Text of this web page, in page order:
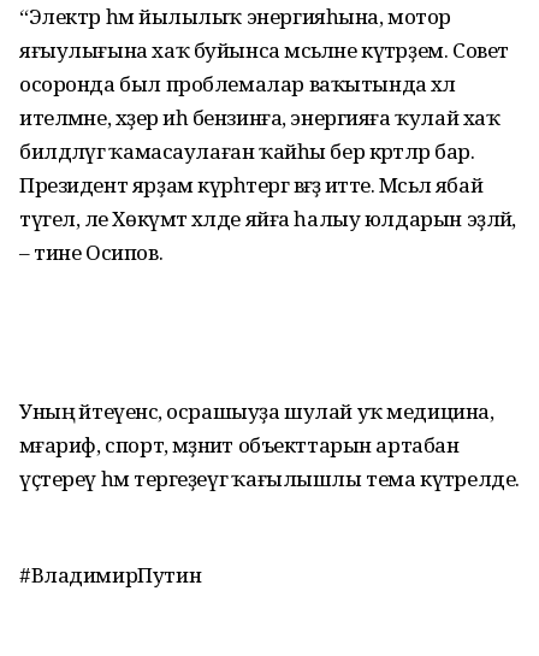
“Электр һәм йылылыҡ энергияһына, мотор
яғыулығына хаҡ буйынса мәсьәләне күтәрҙем. Совет
осоронда был проблемалар ваҡытында хәл
ителмәне, хәҙер иһә бензинға, энергияға ҡулай хаҡ
билдәләүгә ҡамасаулаған ҡайһы бер кәртәләр бар.
Президент ярҙам күрһәтергә вәғәҙә итте. Мәсьәлә ябай
түгел, әле Хөкүмәт хәлде яйға һалыу юлдарын эҙләй,
– тине Осипов.
Уның әйтеүенсә, осрашыуҙа шулай уҡ медицина,
мәғариф, спорт, мәҙәниәт объекттарын артабан
үҫтереү һәм тергеҙеүгә ҡағылышлы тема күтәрелде.
#ВладимирПутин